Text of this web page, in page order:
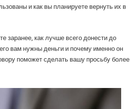
и как вы планируете вернуть их в
заранее, как лучше всего донести до
вам нужны деньги и почему именно он
поможет сделать вашу просьбу более